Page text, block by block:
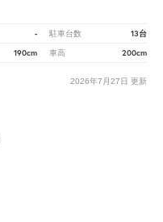
- 駐車台数 13台
190cm 車高 200cm
2026年7月27日 更新